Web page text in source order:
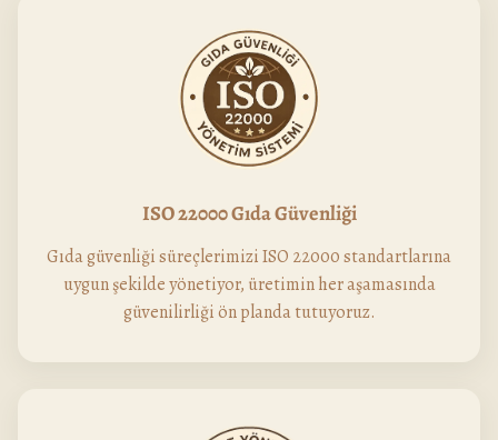
ISO 22000 Gıda Güvenliği
Gıda güvenliği süreçlerimizi ISO 22000 standartlarına
uygun şekilde yönetiyor, üretimin her aşamasında
güvenilirliği ön planda tutuyoruz.